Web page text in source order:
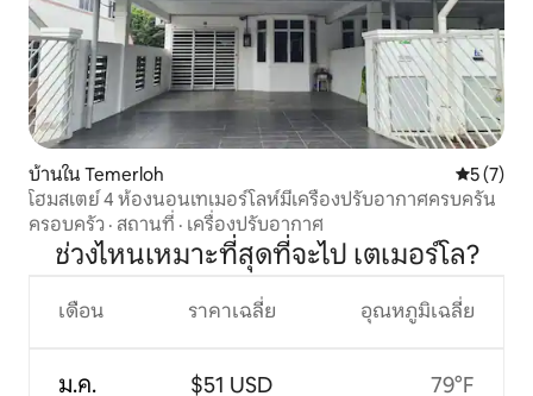
บ้านใน Temerloh คะแนนเฉ
5 (7)
โฮมสเตย์ 4 ห้องนอนเทเมอร์โลห์มีเครื่องปรับอากาศครบครัน
ครอบครัว · สถานที่ · เครื่องปรับอากาศ
ช่วงไหนเหมาะที่สุดที่จะไป เตเมอร์โล?
เดือน
ม.ค.
ราคาเฉลี่ย
$51 USD
อุณหภูมิเฉลี่ย
79°F